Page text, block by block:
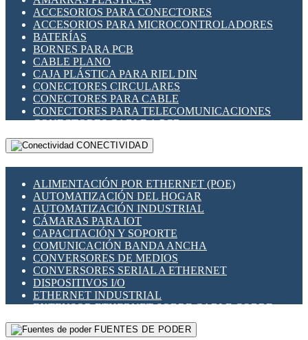
INDICADORES PARA PANEL
INTERFACES DE RELÉ
INTERRUPTORES FIN DE CARRERA
LLAVES CONMUTADORAS
MEDIDORES DE ENERGÍA Y TC'S DE CORRIENTE
MOTORES PASO A PASO
PANTALLAS HMI
PLC -CONTROLADORES LÓGICO PROGRAMABLES
PROGRAMADORES DE HORARIO
RELÉS DE PROTECCIÓN
SENSORES CAPACITIVOS
SENSORES INDUCTIVOS
TEMPORIZADORES
VARIACS
VARIADORES DE FRECUENCIA [VDF]
SECCIONADORES - INTERRUPTORES
MAQUINARIA
ACCESORIOS PARA CONECTORES
ACCESORIOS PARA MICROCONTROLADORES
BATERÍAS
BORNES PARA PCB
CABLE PLANO
CAJA PLÁSTICA PARA RIEL DIN
CONECTORES CIRCULARES
CONECTORES PARA CABLE
CONECTORES PARA TELECOMUNICACIONES
CONECTORES CABLE A PCB
CONECTORES PCB A CABLE
DIP SWITCHES
HERRAMIENTAS VARIAS
ILUMINACIÓN LED
INTERRUPTORES REED
INTERFACES DE RELÉ
OTROS RELÉS
PROTECCIÓN TÉRMICA
RELÉS AUTOMOTRICES
RELÉS DE SEÑAL
RELÉS DE ESTADO SÓLIDO SSR
RELÉS INDUSTRIALES
RELÉS MINIATURA DE POTENCIA
SENSORES MAGNÉTICOS
CONECTIVIDAD
ALIMENTACIÓN POR ETHERNET (POE)
AUTOMATIZACIÓN DEL HOGAR
AUTOMATIZACIÓN INDUSTRIAL
CÁMARAS PARA IOT
CAPACITACIÓN Y SOPORTE
COMUNICACIÓN BANDA ANCHA
CONVERSORES DE MEDIOS
CONVERSORES SERIAL A ETHERNET
DISPOSITIVOS I/O
ETHERNET INDUSTRIAL
EXTENSOR ETHERNET SOBRE CABLE COBRE
GATEWAY LORAWAN
GESTIÓN DE REDESFUENTES DE PODER